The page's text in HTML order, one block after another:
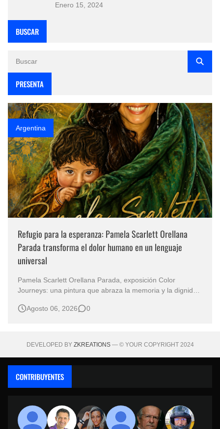
Enero 15, 2024
BUSCAR
PRESENTA
Argentina
Refugio para la esperanza: Pamela Scarlett Orellana
Parada transforma el dolor humano en un lenguaje
universal
Pamela Scarlett Orellana Parada, exposición Color
Journeys: una pintura que abraza la memoria y la dignidad
obras no necesitan levantar la voz para permanecer en la
Agosto 06, 2026 0
DEVELOPED BY ZKREATIONS— © YOUR COPYRIGHT 2024
CONTRIBUYENTES